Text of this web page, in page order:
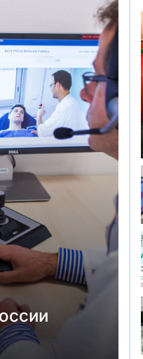
глюкозы
уколов